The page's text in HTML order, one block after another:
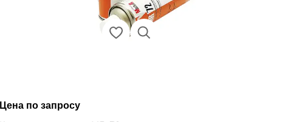
Цена по запросу